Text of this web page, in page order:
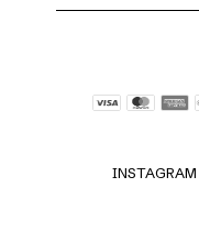
INSTAGRAM